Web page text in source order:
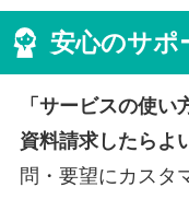
安心のサポ
「サービスの使
資料請求したらよ
問・要望にカスタ